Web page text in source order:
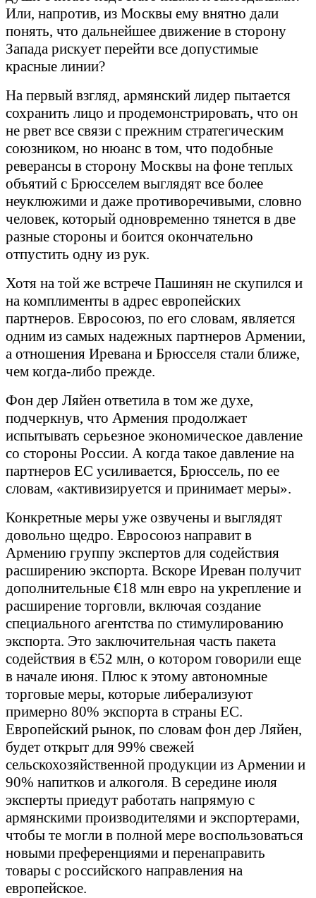
Или, напротив, из Москвы ему внятно дали
понять, что дальнейшее движение в сторону
Запада рискует перейти все допустимые
красные линии?
На первый взгляд, армянский лидер пытается
сохранить лицо и продемонстрировать, что он
не рвет все связи с прежним стратегическим
союзником, но нюанс в том, что подобные
реверансы в сторону Москвы на фоне теплых
объятий с Брюсселем выглядят все более
неуклюжими и даже противоречивыми, словно
человек, который одновременно тянется в две
разные стороны и боится окончательно
отпустить одну из рук.
Хотя на той же встрече Пашинян не скупился и
на комплименты в адрес европейских
партнеров. Евросоюз, по его словам, является
одним из самых надежных партнеров Армении,
а отношения Иревана и Брюсселя стали ближе,
чем когда-либо прежде.
Фон дер Ляйен ответила в том же духе,
подчеркнув, что Армения продолжает
испытывать серьезное экономическое давление
со стороны России. А когда такое давление на
партнеров ЕС усиливается, Брюссель, по ее
словам, «активизируется и принимает меры».
Конкретные меры уже озвучены и выглядят
довольно щедро. Евросоюз направит в
Армению группу экспертов для содействия
расширению экспорта. Вскоре Иреван получит
дополнительные €18 млн евро на укрепление и
расширение торговли, включая создание
специального агентства по стимулированию
экспорта. Это заключительная часть пакета
содействия в €52 млн, о котором говорили еще
в начале июня. Плюс к этому автономные
торговые меры, которые либерализуют
примерно 80% экспорта в страны ЕС.
Европейский рынок, по словам фон дер Ляйен,
будет открыт для 99% свежей
сельскохозяйственной продукции из Армении и
90% напитков и алкоголя. В середине июля
эксперты приедут работать напрямую с
армянскими производителями и экспортерами,
чтобы те могли в полной мере воспользоваться
новыми преференциями и перенаправить
товары с российского направления на
европейское.